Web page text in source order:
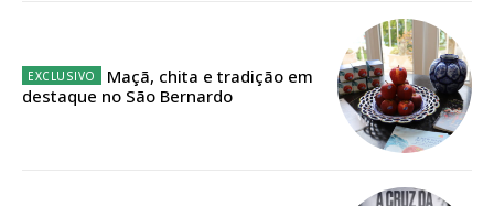
32 €
Maçã, chita e tradição em
destaque no São Bernardo